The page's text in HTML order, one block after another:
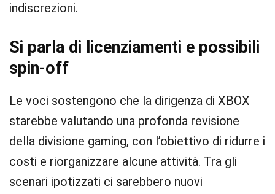
indiscrezioni.
Si parla di licenziamenti e possibili
spin-off
Le voci sostengono che la dirigenza di XBOX
starebbe valutando una profonda revisione
della divisione gaming, con l’obiettivo di ridurre i
costi e riorganizzare alcune attività. Tra gli
scenari ipotizzati ci sarebbero nuovi